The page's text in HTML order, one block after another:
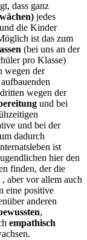
dass ganz
jedes
die Kinder
ist das zum
(bei uns an der
pro Klasse)
wegen der
wegen der
und bei
und bei der
dadurch
ist
hier den
finden, der die
aber vor allem auch
eine positive
anderen
,
empathisch